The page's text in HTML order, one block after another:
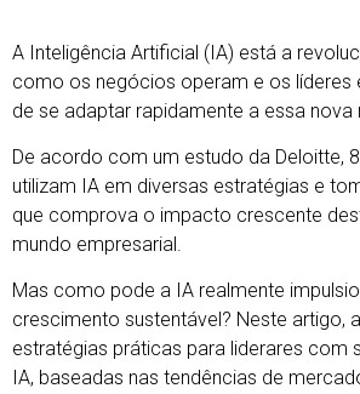
A Inteligência Artificial (IA) está a
como os negócios operam e os líderes
de se adaptar rapidamente a essa nova
De acordo com um estudo da Deloitte,
utilizam IA em diversas estratégias e
que comprova o impacto crescente
mundo empresarial.
Mas como pode a IA realmente
crescimento sustentável? Neste artigo,
estratégias práticas para liderares com
IA, baseadas nas tendências de